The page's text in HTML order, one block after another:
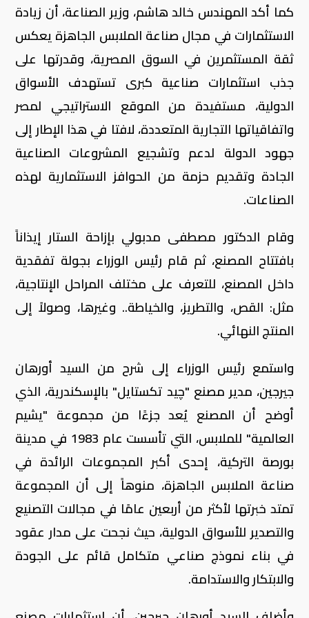
كما أكد المهندس خالد هاشم، وزير الصناعة، أن زيادة
الاستثمارات في مجال صناعة الملابس الجاهزة يعكس
ثقة المستثمرين في السوق المصرية، وقدرتها على
جذب استثمارات صناعية كبرى تستهدف الأسواق
الدولية، مستفيدة من الموقع الاستراتيجي لمصر
واتفاقياتها التجارية المتعددة، لافتا في هذا الإطار إلى
جهود الدولة لدعم وتشجيع المشروعات الصناعية
الجادة وتقديم حزمة من الحوافز الاستثمارية لهذه
الصناعات.
وقام الدكتور مصطفى مدبولي بإزاحة الستار إيذاناً
بافتتاح المصنع، ثم قام رئيس الوزراء بجولة تفقدية
داخل المصنع، للتعرف على مختلف المراحل الإنتاجية،
مثل: القص، والتطريز، والخياطة.. وغيرها، وصولاً إلى
المنتج النهائي.
واستمع رئيس الوزراء إلى شرح من السيد أورهان
جيرجين، مدير مصنع "چيد تكستايل" بالإسكندرية، الذي
أوضح أن المصنع يُعد جزءًا من مجموعة "يشيم
العالمية" للملابس، التي تأسست عام 1983 في مدينة
بورصة التركية، إحدى أكبر المجموعات الرائدة في
صناعة الملابس الجاهزة، منوهاً إلى أن المجموعة
تمتد خبرتها لأكثر من أربعين عامًا في مجالات التصنيع
والتصدير للأسواق الدولية، حيث نجحت على مدار عقود
في بناء نموذج صناعي متكامل قائم على الجودة
والابتكار والاستدامة.